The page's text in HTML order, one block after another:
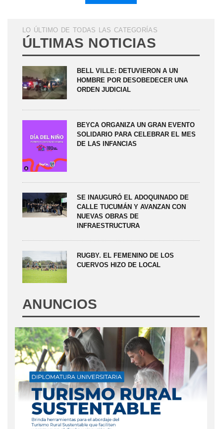
LO ÚLTIMO DE TODAS LAS CATEGORÍAS
ÚLTIMAS NOTICIAS
BELL VILLE: DETUVIERON A UN
HOMBRE POR DESOBEDECER UNA
ORDEN JUDICIAL
BEYCA ORGANIZA UN GRAN EVENTO
SOLIDARIO PARA CELEBRAR EL MES
DE LAS INFANCIAS
SE INAUGURÓ EL ADOQUINADO DE
CALLE TUCUMÁN Y AVANZAN CON
NUEVAS OBRAS DE
INFRAESTRUCTURA
RUGBY. EL FEMENINO DE LOS
CUERVOS HIZO DE LOCAL
ANUNCIOS